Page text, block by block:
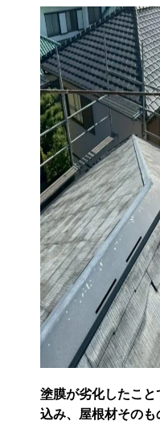
塗膜が劣化したこ
込み、屋根材その